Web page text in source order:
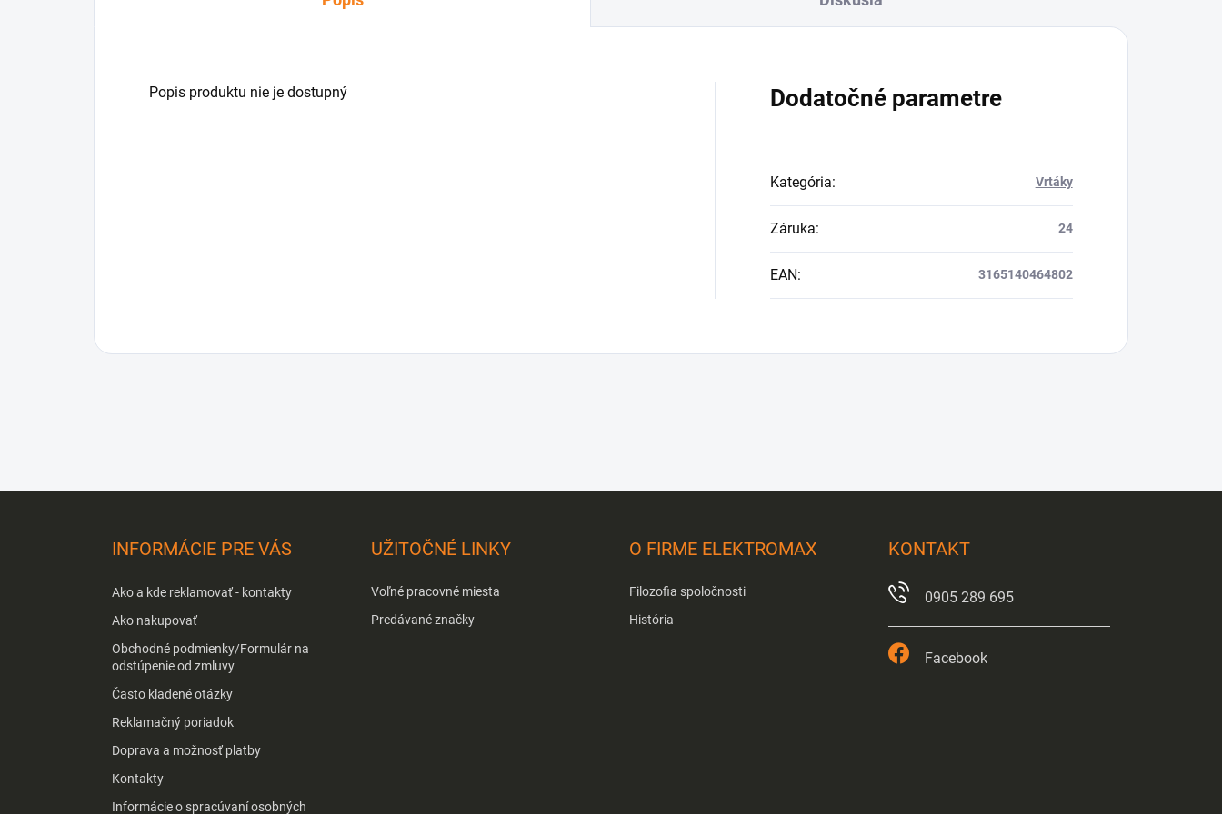
Popis produktu nie je dostupný Dodatočné parametre
Kategória: Vrtáky
Záruka: 24
EAN: 3165140464802
INFORMÁCIE PRE VÁS
Ako a kde reklamovať - kontakty
Ako nakupovať
Obchodné podmienky/Formulár na
odstúpenie od zmluvy
Často kladené otázky
Reklamačný poriadok
Doprava a možnosť platby
Kontakty
Informácie o spracúvaní osobných
UŽITOČNÉ LINKY
Voľné pracovné miesta
Predávané značky
O FIRME ELEKTROMAX
Filozofia spoločnosti
História
KONTAKT
0905 289 695
Facebook